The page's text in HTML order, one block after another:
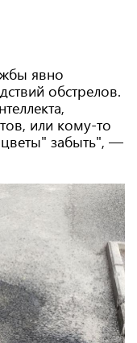
явно
обстрелов.
или кому-то
забыть", —